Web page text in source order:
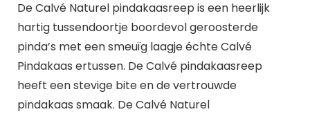
De Calvé Naturel pindakaasreep is een heerlijk
hartig tussendoortje boordevol geroosterde
pinda’s met een smeuïg laagje échte Calvé
Pindakaas ertussen. De Calvé pindakaasreep
heeft een stevige bite en de vertrouwde
pindakaas smaak. De Calvé Naturel